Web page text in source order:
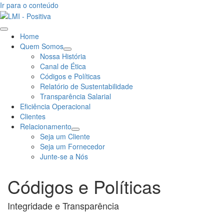
Ir para o conteúdo
Home
Quem Somos
Nossa História
Canal de Ética
Códigos e Políticas
Relatório de Sustentabilidade
Transparência Salarial
Eficiência Operacional
Clientes
Relacionamento
Seja um Cliente
Seja um Fornecedor
Junte-se a Nós
Códigos e Políticas
Integridade e Transparência